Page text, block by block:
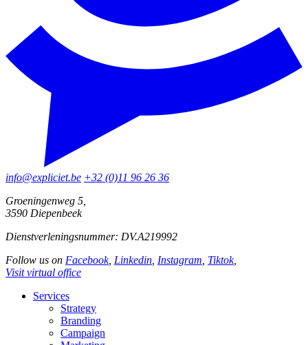
info@expliciet.be +32 (0)11 96 26 36
Groeningenweg 5,
3590 Diepenbeek
Dienstverleningsnummer: DV.A219992
Follow us on Facebook, Linkedin, Instagram, Tiktok,
Visit virtual office
Services
Strategy
Branding
Campaign